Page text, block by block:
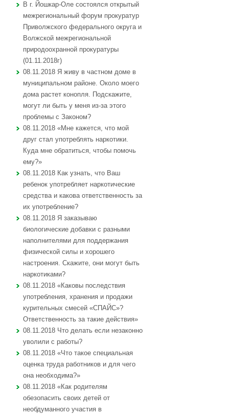
В г. Йошкар-Оле состоялся открытый
межрегиональный форум прокуратур
Приволжского федерального округа и
Волжской межрегиональной
природоохранной прокуратуры
(01.11.2018г)
08.11.2018 Я живу в частном доме в
муниципальном районе. Около моего
дома растет конопля. Подскажите,
могут ли быть у меня из-за этого
проблемы с Законом?
08.11.2018 «Мне кажется, что мой
друг стал употреблять наркотики.
Куда мне обратиться, чтобы помочь
ему?»
08.11.2018 Как узнать, что Ваш
ребенок употребляет наркотические
средства и какова ответственность за
их употребление?
08.11.2018 Я заказываю
биологические добавки с разными
наполнителями для поддержания
физической силы и хорошего
настроения. Скажите, они могут быть
наркотиками?
08.11.2018 «Каковы последствия
употребления, хранения и продажи
курительных смесей «СПАЙС»?
Ответственность за такие действия»
08.11.2018 Что делать если незаконно
уволили с работы?
08.11.2018 «Что такое специальная
оценка труда работников и для чего
она необходима?»
08.11.2018 «Как родителям
обезопасить своих детей от
необдуманного участия в